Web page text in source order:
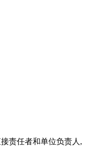
责任者和单位负责人,